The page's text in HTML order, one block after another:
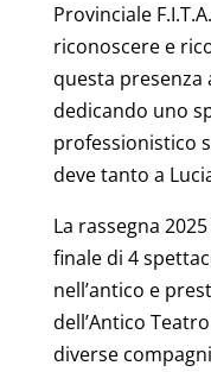
Provinciale
riconoscere e
questa presenza
dedicando uno
professionistico
deve tanto a
La rassegna
finale di 4
nell’antico e
dell’Antico
diverse